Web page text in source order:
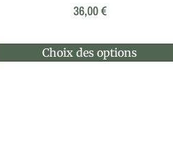
36,00€
Choix des options